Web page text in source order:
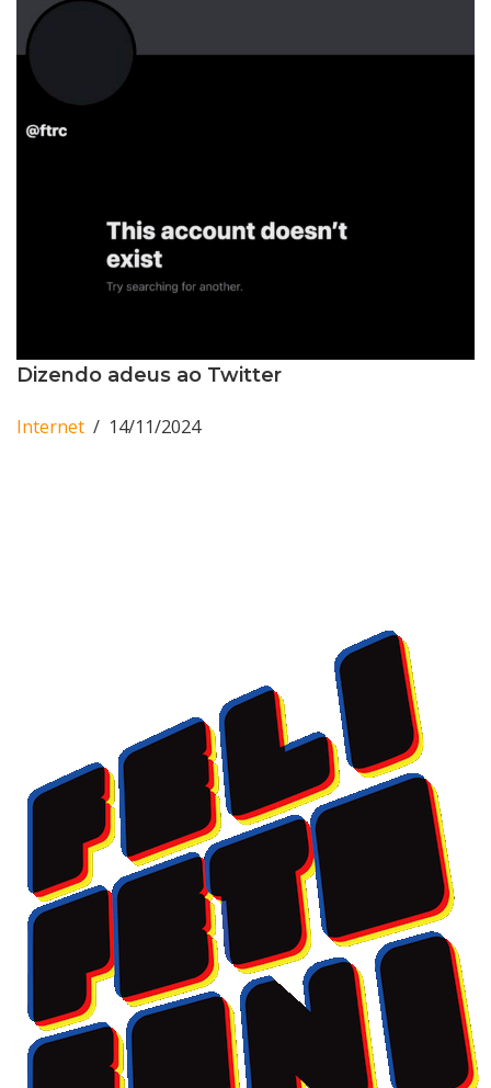
Dizendo adeus ao Twitter
Internet 14/11/2024